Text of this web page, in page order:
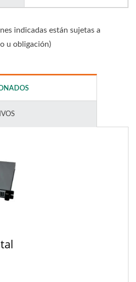
indicadas están sujetas a
u obligación)